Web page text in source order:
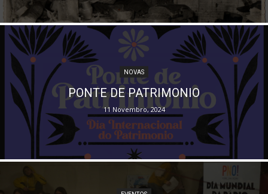
NOVAS
PONTE DE PATRIMONIO
11 Novembro, 2024